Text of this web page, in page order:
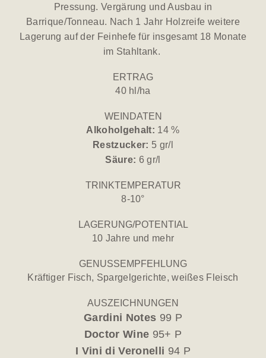
Pressung. Vergärung und Ausbau in
Barrique/Tonneau. Nach 1 Jahr Holzreife weitere
Lagerung auf der Feinhefe für insgesamt 18 Monate
im Stahltank.
ERTRAG
40 hl/ha
WEINDATEN
Alkoholgehalt: 14 %
Restzucker: 5 gr/l
Säure: 6 gr/l
TRINKTEMPERATUR
8-10°
LAGERUNG/POTENTIAL
10 Jahre und mehr
GENUSSEMPFEHLUNG
Kräftiger Fisch, Spargelgerichte, weißes Fleisch
AUSZEICHNUNGEN
Gardini Notes 99 P
Doctor Wine 95+ P
I Vini di Veronelli 94 P